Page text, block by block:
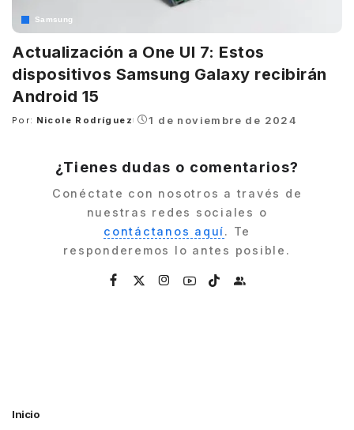
Samsung
Actualización a One UI 7: Estos
dispositivos Samsung Galaxy recibirán
Android 15
Posted
Por: Nicole Rodríguez 1 de noviembre de 2024
¿Tienes dudas o comentarios?
Conéctate con nosotros a través de
nuestras redes sociales o
contáctanos aquí. Te
responderemos lo antes posible.
Inicio